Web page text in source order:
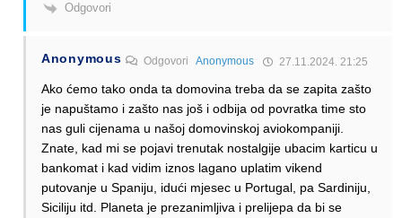
Odgovori
Anonymous OdgovoriAnonymous 27.11.2024. 21:25
Ako ćemo tako onda ta domovina treba da se zapita zašto
je napuštamo i zašto nas još i odbija od povratka time sto
nas guli cijenama u našoj domovinskoj aviokompaniji.
Znate, kad mi se pojavi trenutak nostalgije ubacim karticu u
bankomat i kad vidim iznos lagano uplatim vikend
putovanje u Spaniju, idući mjesec u Portugal, pa Sardiniju,
Siciliju itd. Planeta je prezanimljiva i prelijepa da bi se